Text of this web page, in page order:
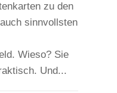
zu den
sinnvollsten
Wieso? Sie
Und...